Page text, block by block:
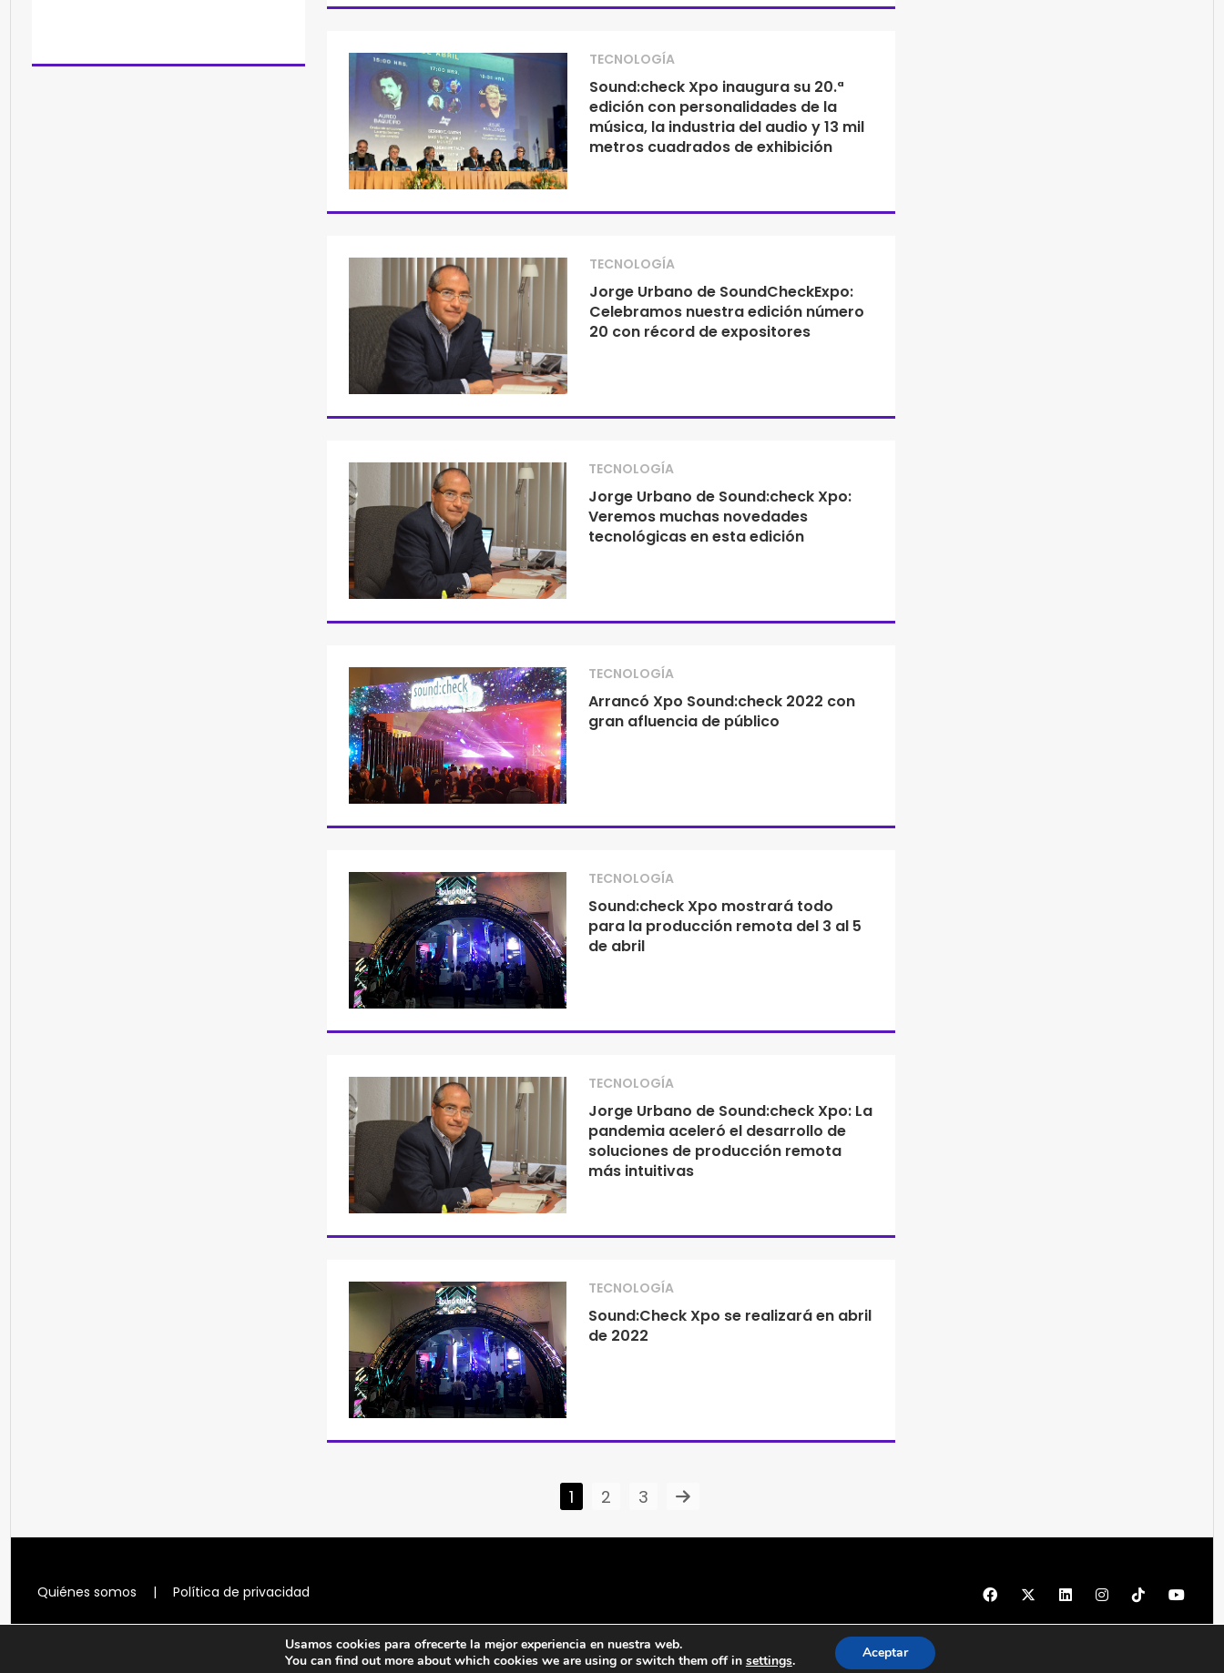
TECNOLOGÍA
Sound:check Xpo inaugura su 20.ª
edición con personalidades de la
música, la industria del audio y 13 mil
metros cuadrados de exhibición
TECNOLOGÍA
Jorge Urbano de SoundCheckExpo:
Celebramos nuestra edición número
20 con récord de expositores
TECNOLOGÍA
Jorge Urbano de Sound:check Xpo:
Veremos muchas novedades
tecnológicas en esta edición
TECNOLOGÍA
Arrancó Xpo Sound:check 2022 con
gran afluencia de público
TECNOLOGÍA
Sound:check Xpo mostrará todo
para la producción remota del 3 al 5
de abril
TECNOLOGÍA
Jorge Urbano de Sound:check Xpo: La
pandemia aceleró el desarrollo de
soluciones de producción remota
más intuitivas
TECNOLOGÍA
Sound:Check Xpo se realizará en abril
de 2022
1 2 3
Quiénes somos | Política de privacidad
© 1997 - 2026 PRODU - Todos los derechos reservados
Usamos cookies para ofrecerte la mejor experiencia en nuestra web.
You can find out more about which cookies we are using or switch them off in settings. Aceptar